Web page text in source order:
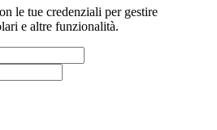
le tue credenziali per gestire
e altre funzionalità.